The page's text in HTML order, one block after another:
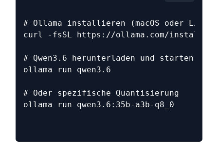
# Ollama installieren (macOS oder Linux)
curl -fsSL https://ollama.com/
# Qwen3.6 herunterladen und starten
ollama run qwen3.6
# Oder spezifische Quantisierung
ollama run qwen3.6:35b-a3b-q8_0